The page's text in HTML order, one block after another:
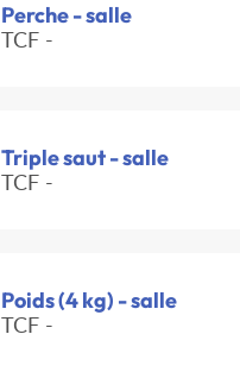
Perche - salle
TCF -
Triple saut - salle
TCF -
Poids (4 kg) - salle
TCF -